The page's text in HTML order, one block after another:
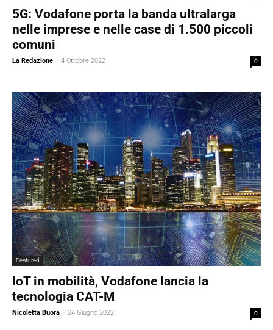
5G: Vodafone porta la banda ultralarga
nelle imprese e nelle case di 1.500 piccoli
comuni
La Redazione - 4 Ottobre 2022 0
Featured
IoT in mobilità, Vodafone lancia la
tecnologia CAT-M
Nicoletta Buora - 24 Giugno 2022 0